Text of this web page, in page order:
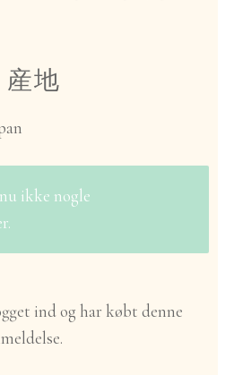
産地
ikke nogle
ind og har købt denne